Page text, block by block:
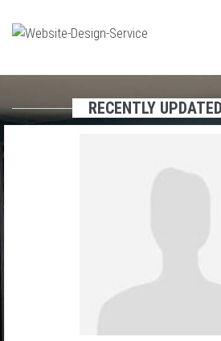
RECENTLY